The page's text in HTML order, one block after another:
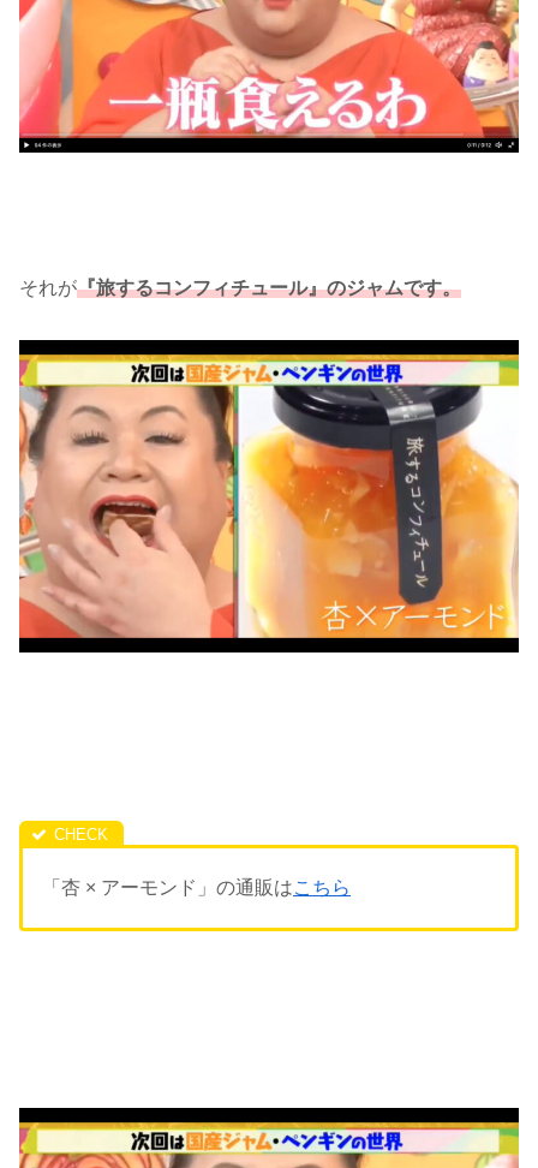
それが『旅するコンフィチュール』のジャムです。
「杏 × アーモンド」の通販はこちら